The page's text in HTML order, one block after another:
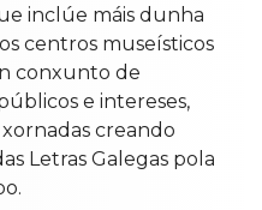
inclúe máis dunha
centros museísticos
conxunto de
e intereses,
creando
Letras Galegas pola